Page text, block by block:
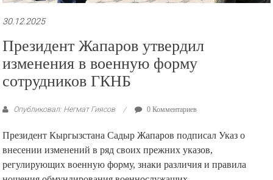
30.12.2025
Президент Жапаров утвердил
изменения в военную форму
сотрудников ГКНБ
Опубликовал: Негмат Гиясов 0 Комментариев
Президент Кыргызстана Садыр Жапаров подписал Указ о
внесении изменений в ряд своих прежних указов,
регулирующих военную форму, знаки различия и правила